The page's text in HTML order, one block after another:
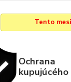
Tento
Ochrana
kupujúcého